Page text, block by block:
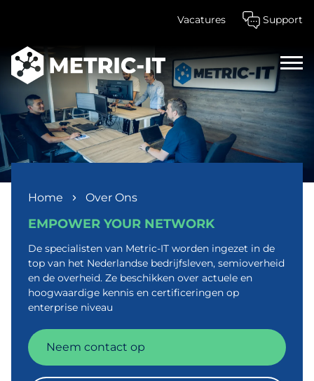
Vacatures Support
Home Over Ons
EMPOWER YOUR NETWORK
De specialisten van Metric-IT worden ingezet in de
top van het Nederlandse bedrijfsleven, semioverheid
en de overheid. Ze beschikken over actuele en
hoogwaardige kennis en certificeringen op
enterprise niveau
Neem contact op